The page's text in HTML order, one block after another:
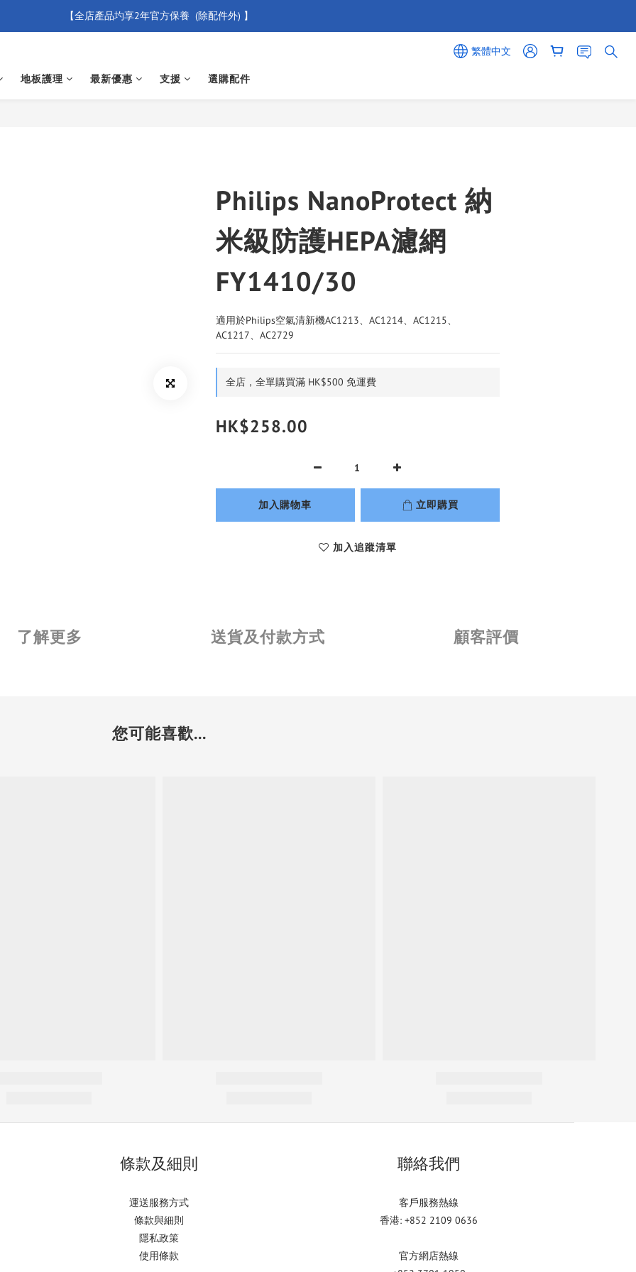
【買滿 $500 免運費】
【全店產品圴享2年官方保養  (除配件外) 】
【買滿 $500 免運費】
繁體中文
地板護理 最新優惠 支援 選購配件
Philips NanoProtect 納
米級防護HEPA濾網
FY1410/30
適用於Philips空氣清新機AC1213、AC1214、AC1215、
AC1217、AC2729
全店，全單購買滿 HK$500 免運費
HK$258.00
加入購物車 立即購買
加入追蹤清單
了解更多 送貨及付款方式 顧客評價
您可能喜歡...
條款及細則
運送服務方式
條款與細則
隱私政策
使用條款
聯絡我們
客戶服務熱線
香港: +852 2109 0636
官方網店熱線